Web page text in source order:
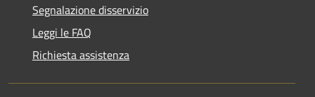
Segnalazione disservizio
Leggi le FAQ
Richiesta assistenza